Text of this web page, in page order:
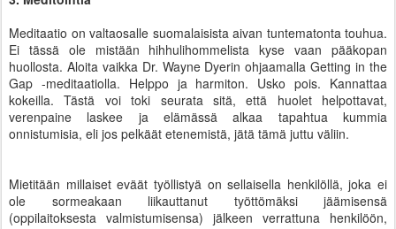
Meditaatio on valtaosalle suomalaisista aivan tuntematonta touhua.
Ei tässä ole mistään hihhulihommelista kyse vaan pääkopan
huollosta. Aloita vaikka Dr. Wayne Dyerin ohjaamalla Getting in the
Gap -meditaatiolla. Helppo ja harmiton. Usko pois. Kannattaa
kokeilla. Tästä voi toki seurata sitä, että huolet helpottavat,
verenpaine laskee ja elämässä alkaa tapahtua kummia
onnistumisia, eli jos pelkäät etenemistä, jätä tämä juttu väliin.
Mietitään millaiset eväät työllistyä on sellaisella henkilöllä, joka ei
ole sormeakaan liikauttanut työttömäksi jäämisensä
(oppilaitoksesta valmistumisensa) jälkeen verrattuna henkilöön,